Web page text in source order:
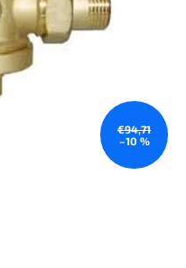
€94,71
–10 %